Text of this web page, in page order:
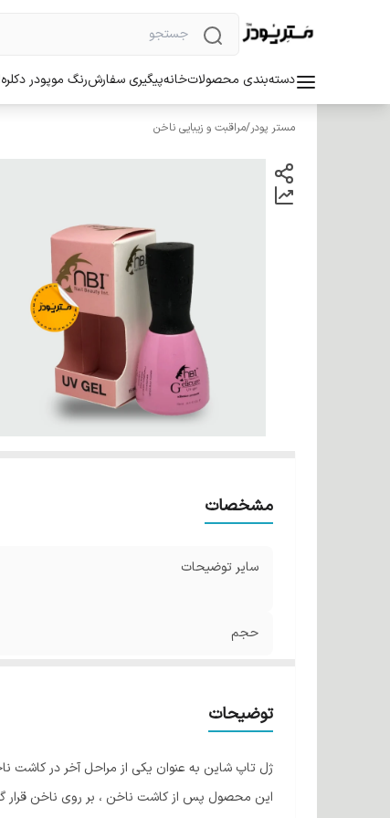
دسته‌بندی محصولاتخانهپیگیری سفارشرنگ موپودر دکلره
مستر پودر/مراقبت و زیبایی ناخن
مشخصات
سایر توضیحات
حجم
توضیحات
ژل تاپ شاین به عنوان یکی از مراحل آخر در کاشت
این محصول پس از کاشت ناخن ، بر روی ناخن قرار